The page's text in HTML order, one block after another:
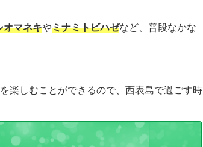
オマネキやミナミトビハゼなど、普段なかな
楽しむことができるので、西表島で過ごす時